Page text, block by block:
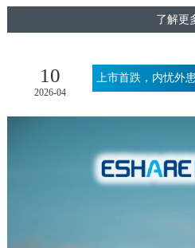
了解更
10
2026-04
上市首跌，内忧外